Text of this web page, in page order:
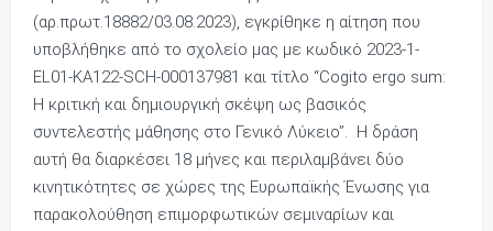
(αρ.πρωτ.18882/03.08.2023), εγκρίθηκε η αίτηση που
υποβλήθηκε από το σχολείο μας με κωδικό 2023-1-
EL01-KA122-SCH-000137981 και τίτλο “Cogito ergo sum:
Η κριτική και δημιουργική σκέψη ως βασικός
συντελεστής μάθησης στο Γενικό Λύκειο”. Η δράση
αυτή θα διαρκέσει 18 μήνες και περιλαμβάνει δύο
κινητικότητες σε χώρες της Ευρωπαϊκής Ένωσης για
παρακολούθηση επιμορφωτικών σεμιναρίων και